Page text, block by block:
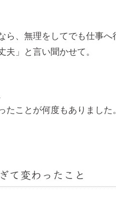
ら、無理をしてでも仕事へ
夫」と言い聞かせて。
たことが何度もありました。
て変わったこと